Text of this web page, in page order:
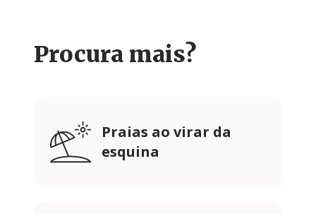
Procura mais?
Praias ao virar da
esquina